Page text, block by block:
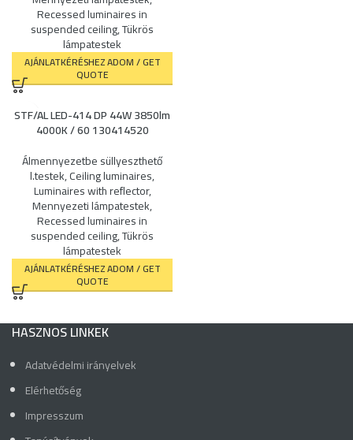
Recessed luminaires in
suspended ceiling,Tükrös
lámpatestek
AJÁNLATKÉRÉSHEZ ADOM / GET
QUOTE
STF/AL LED-414 DP 44W 3850lm
4000K / 60 130414520
Álmennyezetbe süllyeszthető
l.testek,Ceiling luminaires,
Luminaires with reflector,
Mennyezeti lámpatestek,
Recessed luminaires in
suspended ceiling,Tükrös
lámpatestek
AJÁNLATKÉRÉSHEZ ADOM / GET
QUOTE
HASZNOS LINKEK
Adatvédelmi irányelvek
Elérhetőség
Impresszum